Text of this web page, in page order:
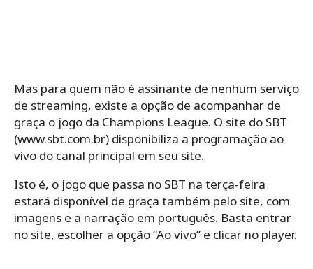
Mas para quem não é assinante de nenhum serviço
de streaming, existe a opção de acompanhar de
graça o jogo da Champions League. O site do SBT
(www.sbt.com.br) disponibiliza a programação ao
vivo do canal principal em seu site.
Isto é, o jogo que passa no SBT na terça-feira
estará disponível de graça também pelo site, com
imagens e a narração em português. Basta entrar
no site, escolher a opção “Ao vivo” e clicar no player.